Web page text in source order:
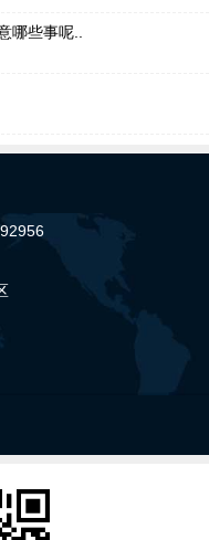
哪些事呢..